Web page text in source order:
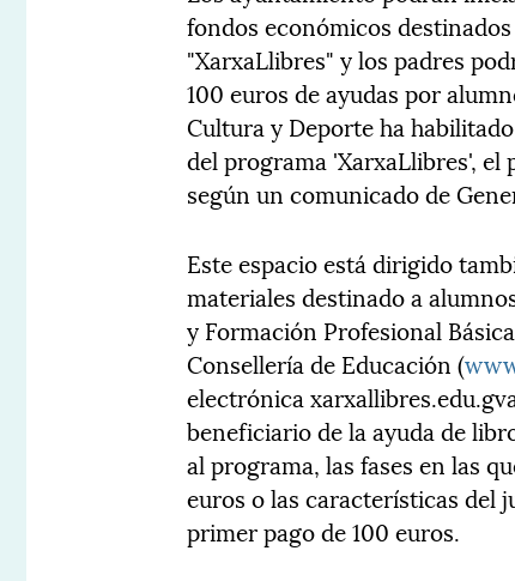
fondos económicos
"XarxaLlibres" y los padres
100 euros de ayudas por
Cultura y Deporte ha
del programa 'XarxaLlibres',
según un comunicado de
Este espacio está dirigido
materiales destinado a
y Formación Profesional
Consellería de Educación (
electrónica
beneficiario de la ayuda de
al programa, las fases en las
euros o las características del
primer pago de 100 euros.